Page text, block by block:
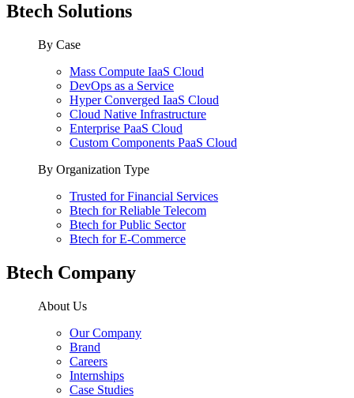
Btech Solutions
By Case
Mass Compute IaaS Cloud
DevOps as a Service
Hyper Converged IaaS Cloud
Cloud Native Infrastructure
Enterprise PaaS Cloud
Custom Components PaaS Cloud
By Organization Type
Trusted for Financial Services
Btech for Reliable Telecom
Btech for Public Sector
Btech for E-Commerce
Btech Company
About Us
Our Company
Brand
Careers
Internships
Case Studies